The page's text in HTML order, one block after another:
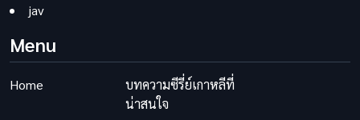
jav
Menu
Home
บทความซีรี่ย์เกาหลีที่
น่าสนใจ